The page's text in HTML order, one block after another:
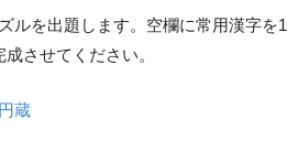
ルを出題します。空欄に常用漢字を1
させてください。
蔵